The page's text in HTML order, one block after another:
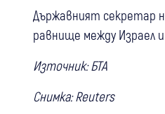
Държавният секретар
равнище между Израел
Източник: БТА
Снимка: Reuters